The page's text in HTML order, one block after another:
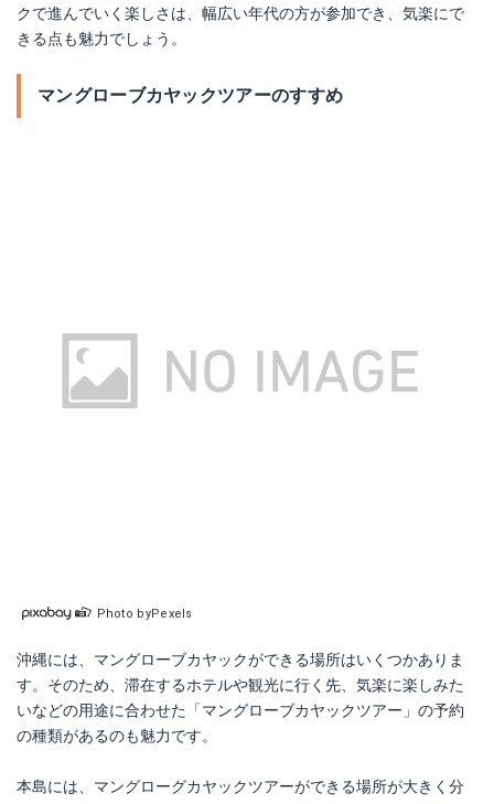
クで進んでいく楽しさは、幅広い年代の方が参加でき、気楽にで
きる点も魅力でしょう。
マングローブカヤックツアーのすすめ
Photo byPexels
沖縄には、マングローブカヤックができる場所はいくつかありま
す。そのため、滞在するホテルや観光に行く先、気楽に楽しみた
いなどの用途に合わせた「マングローブカヤックツアー」の予約
の種類があるのも魅力です。
本島には、マングローグカヤックツアーができる場所が大きく分